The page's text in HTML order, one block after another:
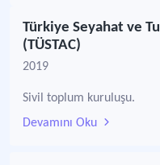
Türkiye Seyahat ve
(TÜSTAC)
2019
Sivil toplum kuruluşu.
Devamını Oku